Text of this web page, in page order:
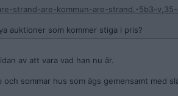
strand-are-kommun-are-strand,-5b3-v,35-
auktioner som kommer stiga i pris?
av att vara vad han nu är.
sommar hus som ägs gemensamt med